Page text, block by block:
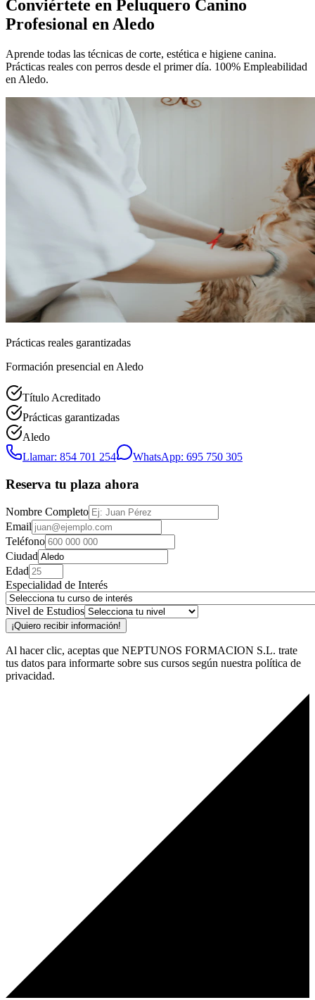
Conviértete en Peluquero Canino
Profesional en Aledo
Aprende todas las técnicas de corte, estética e higiene canina.
Prácticas reales con perros desde el primer día. 100% Empleabilidad
en Aledo.
Prácticas reales garantizadas
Formación presencial en Aledo
Título Acreditado
Prácticas garantizadas
Aledo
Llamar: 854 701 254
WhatsApp: 695 750 305
Reserva tu plaza ahora
Nombre Completo
Email
Teléfono
Ciudad
Edad
Especialidad de Interés
Nivel de Estudios
¡Quiero recibir información!
Al hacer clic, aceptas que NEPTUNOS FORMACION S.L. trate
tus datos para informarte sobre sus cursos según nuestra política de
privacidad.